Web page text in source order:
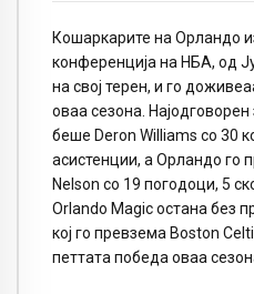
Кошаркарите на Орландо
конференција на НБА, од
на свој терен, и го
оваа сезона.
беше Deron Williams со 30
асистенции, а Орландо го
Nelson со 19 погодоци, 5
Orlando Magic остана без
кој го превзема Boston
петтата победа оваа